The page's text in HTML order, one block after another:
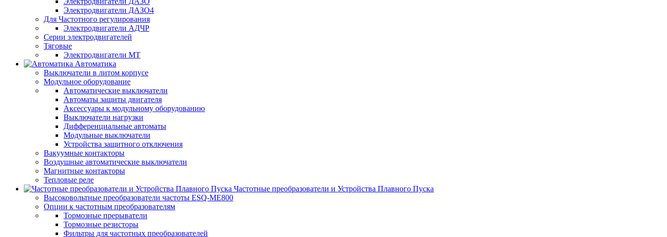
Электродвигатели ДАЗО4
Для Частотного регулирования
Электродвигатели АДЧР
Серии электродвигателей
Тяговые
Электродвигатели МТ
Автоматика
Выключатели в литом корпусе
Модульное оборудование
Автоматические выключатели
Автоматы защиты двигателя
Аксессуары к модульному оборудованию
Выключатели нагрузки
Дифференциальные автоматы
Модульные выключатели
Устройства защитного отключения
Вакуумные контакторы
Воздушные автоматические выключатели
Магнитные контакторы
Тепловые реле
Частотные преобразователи и Устройства Плавного Пуска
Высоковольтные преобразователи частоты ESQ-ME800
Опции к частотным преобразователям
Тормозные прерыватели
Тормозные резисторы
Фильтры для частотных преобразователей